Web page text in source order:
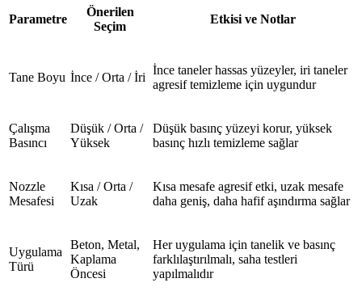
Parametre
Önerilen
Seçim
Etkisi ve Notlar
Tane Boyu İnce / Orta / İri
İnce taneler hassas yüzeyler, iri taneler
agresif temizleme için uygundur
Çalışma
Basıncı
Düşük / Orta /
Yüksek
Düşük basınç yüzeyi korur, yüksek
basınç hızlı temizleme sağlar
Nozzle
Mesafesi
Kısa / Orta /
Uzak
Kısa mesafe agresif etki, uzak mesafe
daha geniş, daha hafif aşındırma sağlar
Uygulama
Türü
Beton, Metal,
Kaplama
Öncesi
Her uygulama için tanelik ve basınç
farklılaştırılmalı, saha testleri
yapılmalıdır